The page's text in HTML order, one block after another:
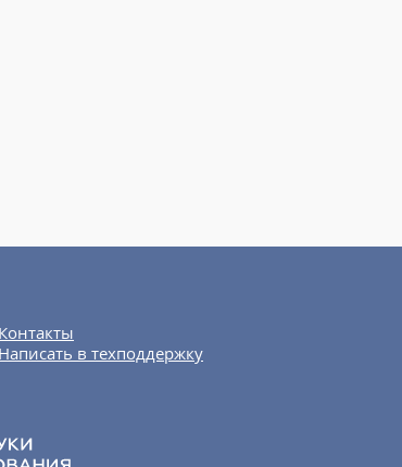
Контакты
Написать в техподдержку